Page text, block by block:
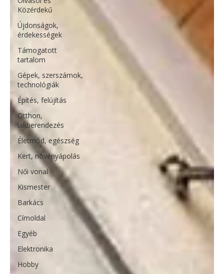
Közérdekű
Újdonságok,
érdekességek
Támogatott
tartalom
Gépek, szerszámok,
technológiák
Építés, felújítás
Otthon,
lakberendezés
Életmód, egészség
Kert, növényápolás
Női vonal
Kismester
Barkács
Címoldal
Egyéb
Elektronika
Hobby